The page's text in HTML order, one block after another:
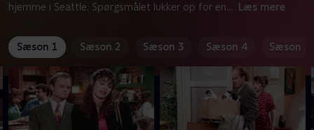
hjemme i Seattle. Spørgsmålet lukker op for en... Læs mere
Sæson 1 Sæson 2 Sæson 3 Sæson 4 Sæson 5